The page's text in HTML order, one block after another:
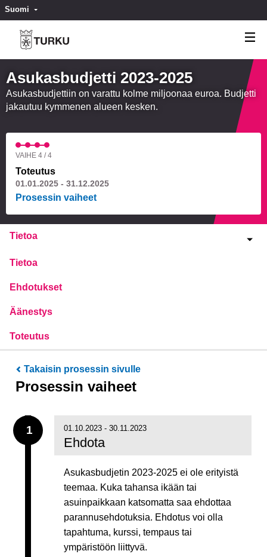
Suomi Valitse kieli
Asukasbudjetti 2023-2025
Asukasbudjettiin on varattu kolme miljoonaa euroa. Budjetti
jakautuu kymmenen alueen kesken.
VAIHE 4 / 4
Toteutus
01.01.2025 - 31.12.2025
Prosessin vaiheet
Tietoa
Tietoa
Ehdotukset
Äänestys
Toteutus
Takaisin prosessin sivulle
Prosessin vaiheet
1 01.10.2023 - 30.11.2023
Ehdota
Asukasbudjetin 2023-2025 ei ole erityistä
teemaa. Kuka tahansa ikään tai
asuinpaikkaan katsomatta saa ehdottaa
parannusehdotuksia. Ehdotus voi olla
tapahtuma, kurssi, tempaus tai
ympäristöön liittyvä.